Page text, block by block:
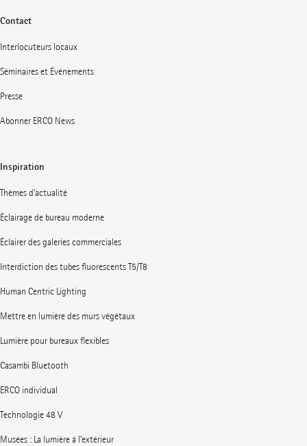
Contact
Interlocuteurs locaux
Séminaires et Événements
Presse
Abonner ERCO News
Inspiration
Thèmes d’actualité
Éclairage de bureau moderne
Éclairer des galeries commerciales
Interdiction des tubes fluorescents T5/T8
Human Centric Lighting
Mettre en lumière des murs végétaux
Lumière pour bureaux flexibles
Casambi Bluetooth
ERCO individual
Technologie 48 V
Musées : La lumière à l’extérieur